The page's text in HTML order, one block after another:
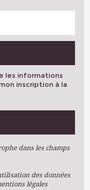
les informations
inscription à la
dans les champs
des données
légales